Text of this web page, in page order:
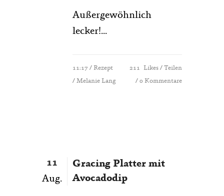
Außergewöhnlich
lecker!...
11:17 / Rezept
/ Melanie Lang
211 Likes
Teilen
0 Kommentare
11
Aug.
Gracing Platter mit
Avocadodip